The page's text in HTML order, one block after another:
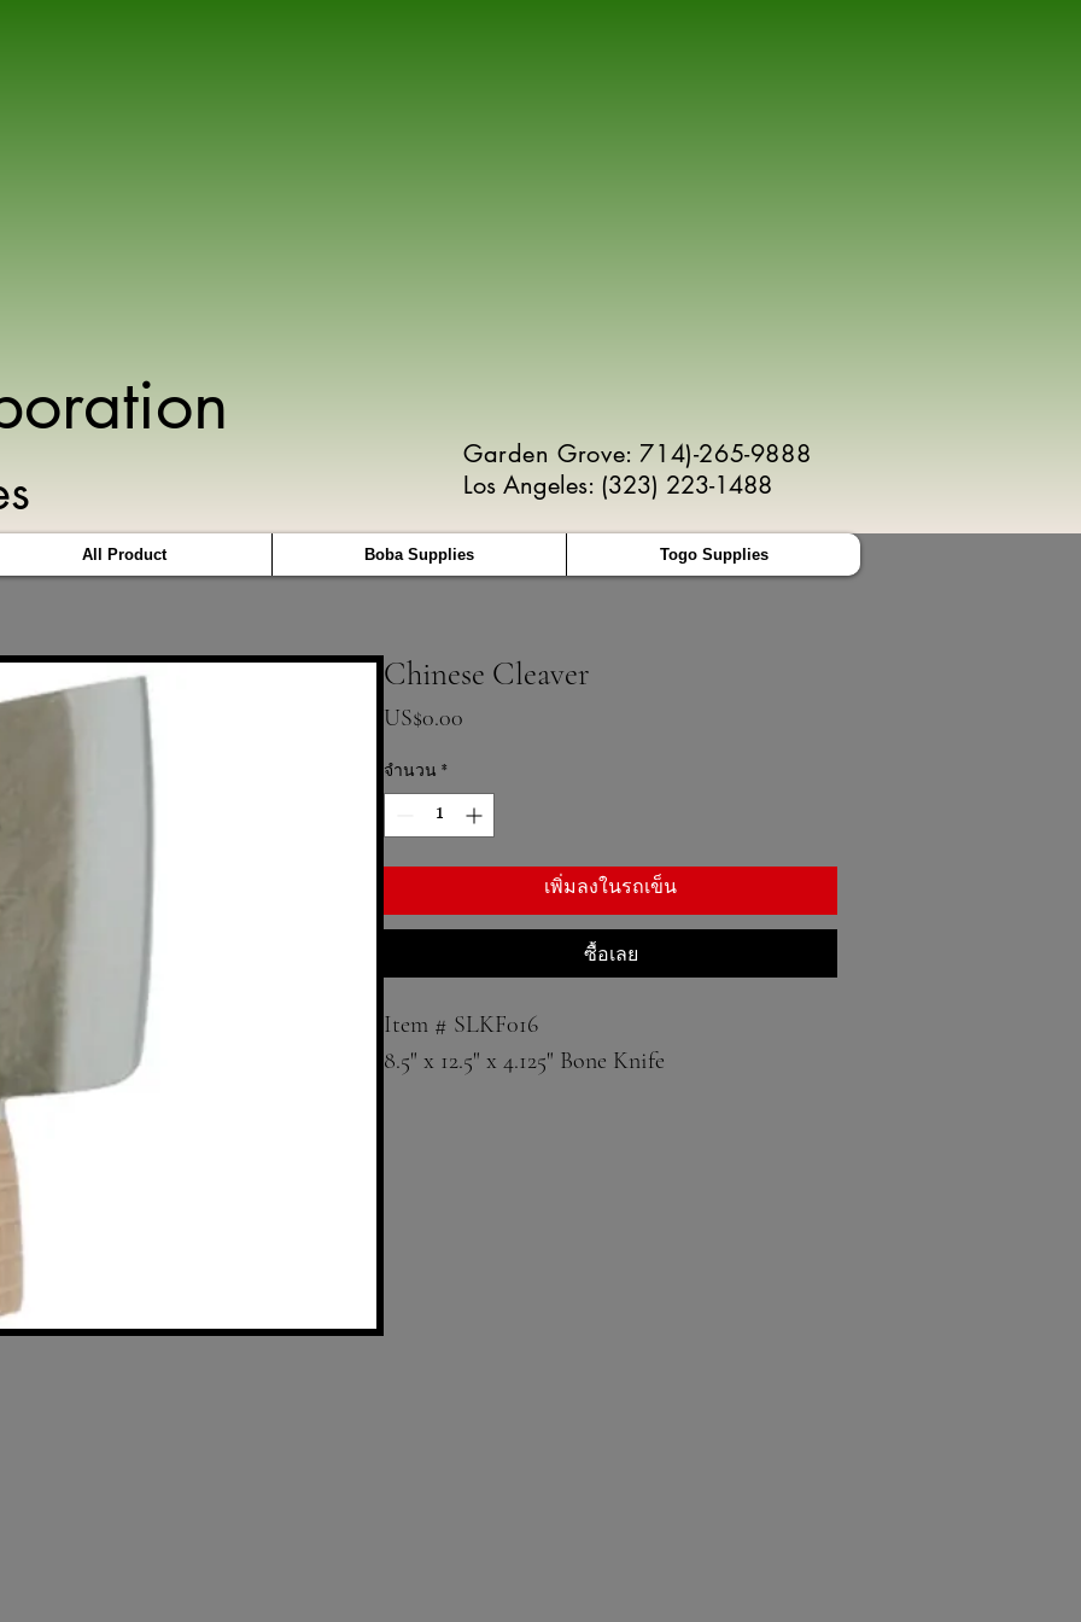
Garden Grove: 714)-265-9888
Los Angeles: (323) 223-1488
All Product Boba Supplies Togo Supplies
Chinese Cleaver
US$0.00
จำนวน *
เพิ่มลงในรถเข็น
ซื้อเลย
Item # SLKF016
8.5" x 12.5" x 4.125" Bone Knife